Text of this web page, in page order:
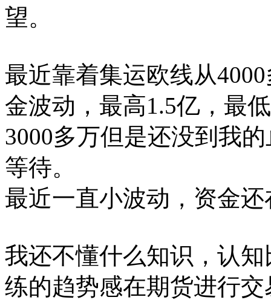
望。
最近靠着集运欧线从
金波动，最高1.5亿，最
3000多万但是还没到我
等待。
最近一直小波动，资金
我还不懂什么知识，认
练的趋势感在期货进行交